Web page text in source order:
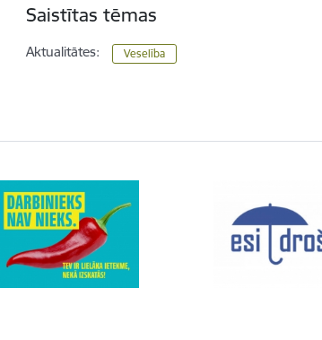
Saistītas tēmas
Aktualitātes: Veselība